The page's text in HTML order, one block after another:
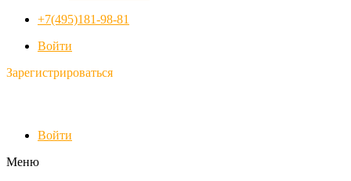
+7(495)181-98-81
Войти
Зарегистрироваться
Войти
Меню